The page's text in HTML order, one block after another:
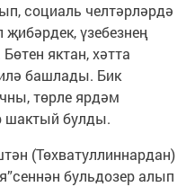
социаль челтәрләрдә
үзебезнең
яктан, хәтта
башлады. Бик
төрле ярдәм
шактый булды.
(Төхватуллиннардан)
бульдозер алып